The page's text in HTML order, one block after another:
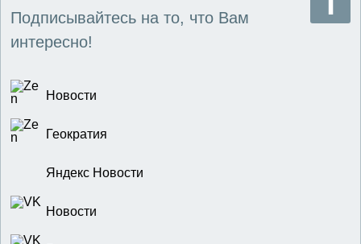
Подписывайтесь на то, что Вам
интересно!
Новости
Геократия
Яндекс Новости
Новости